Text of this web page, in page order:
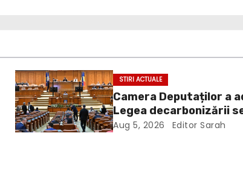
STIRI ACTUALE
Camera Deputaților a
Legea decarbonizării
energetic.
Aug 5, 2026 Editor Sarah